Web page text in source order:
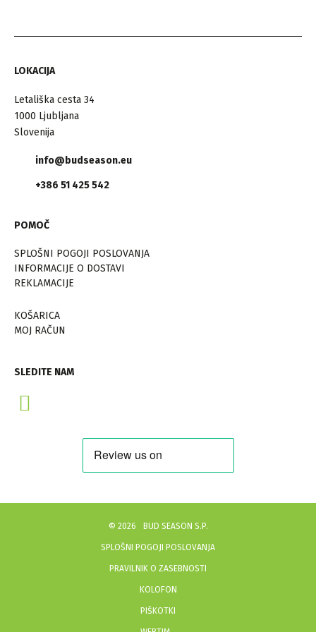
LOKACIJA
Letališka cesta 34
1000 Ljubljana
Slovenija
info@budseason.eu
+386 51 425 542
POMOČ
SPLOŠNI POGOJI POSLOVANJA
INFORMACIJE O DOSTAVI
REKLAMACIJE
KOŠARICA
MOJ RAČUN
SLEDITE NAM
© 2026 BUD SEASON S.P.
SPLOŠNI POGOJI POSLOVANJA
PRAVILNIK O ZASEBNOSTI
KOLOFON
PIŠKOTKI